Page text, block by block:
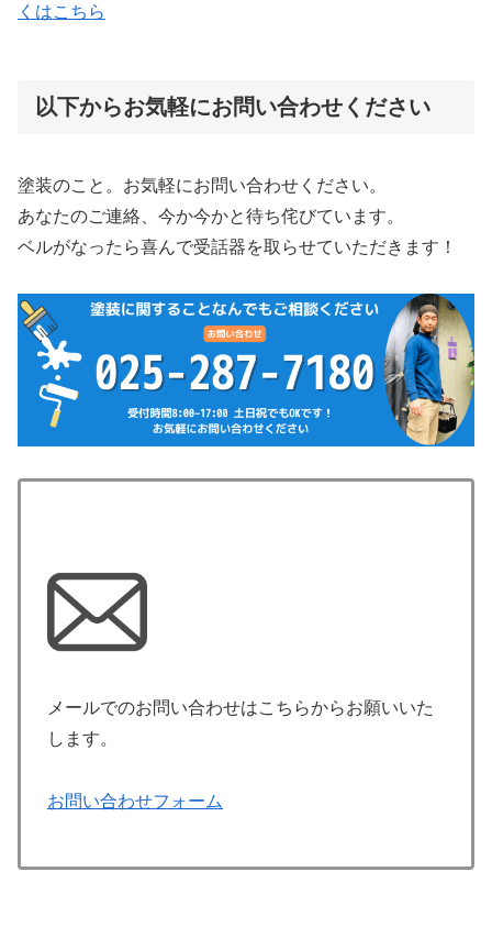
くはこちら
以下からお気軽にお問い合わせください
塗装のこと。お気軽にお問い合わせください。
あなたのご連絡、今か今かと待ち侘びています。
ベルがなったら喜んで受話器を取らせていただきます！
メールでのお問い合わせはこちらからお願いいた
します。
お問い合わせフォーム